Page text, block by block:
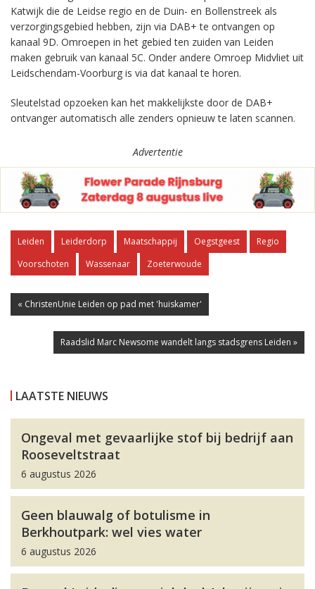
Katwijk die de Leidse regio en de Duin- en Bollenstreek als
verzorgingsgebied hebben, zijn via DAB+ te ontvangen op
kanaal 9D. Omroepen in het gebied ten zuiden van Leiden
maken gebruik van kanaal 5C. Onder andere Omroep Midvliet uit
Leidschendam-Voorburg is via dat kanaal te horen.
Sleutelstad opzoeken kan het makkelijkste door de DAB+
ontvanger automatisch alle zenders opnieuw te laten scannen.
Advertentie
Leiden Leiderdorp Maatschappij Oegstgeest
Regio
Voorschoten
Wassenaar Zoeterwoude
« ChristenUnie Leiden op pad met 'huiskamer'
Raadslid Marc Newsome wandelt langs stadsgrens Leiden »
LAATSTE NIEUWS
Ongeval met gevaarlijke stof bij bedrijf aan
Rooseveltstraat
6 augustus 2026
Geen blauwalg of botulisme in
Berkhoutpark: wel vies water
6 augustus 2026